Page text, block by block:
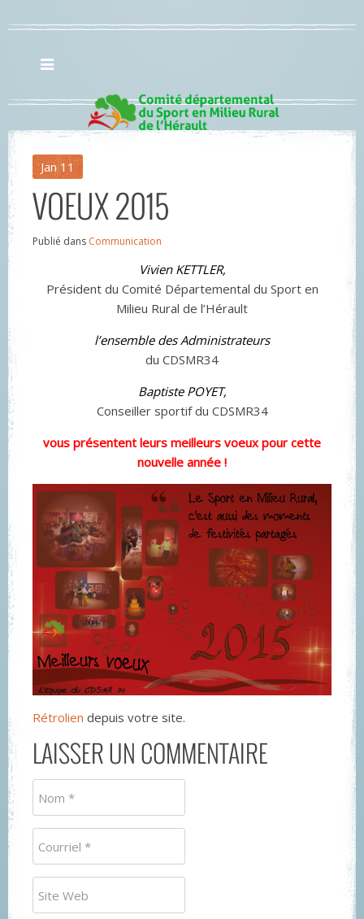
Jan 11
VOEUX 2015
Publié dans Communication
Vivien KETTLER,
Président du Comité Départemental du Sport en
Milieu Rural de l’Hérault
l’ensemble des Administrateurs
du CDSMR34
Baptiste POYET,
Conseiller sportif du CDSMR34
vous présentent leurs meilleurs voeux pour cette
nouvelle année !
Rétrolien depuis votre site.
LAISSER UN COMMENTAIRE